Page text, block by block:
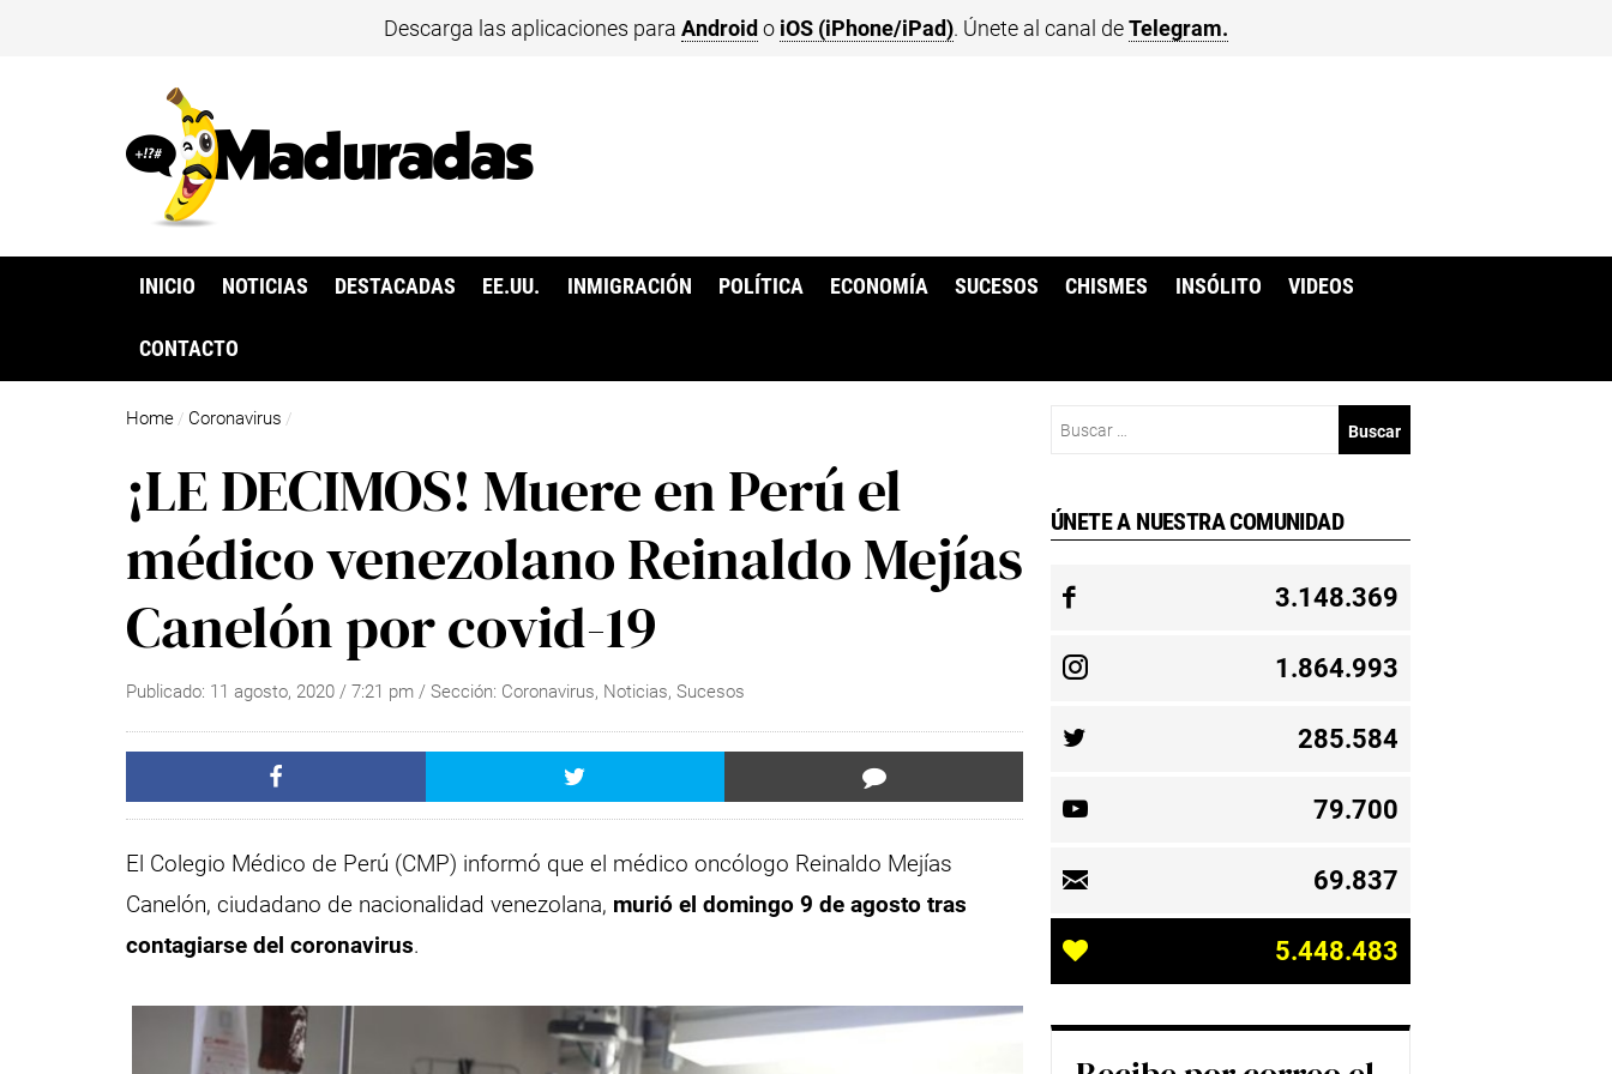
Descarga las aplicaciones para Android o iOS (iPhone/iPad). Únete al canal deTelegram.
INICIO NOTICIAS DESTACADAS EE.UU. INMIGRACIÓN POLÍTICA ECONOMÍA SUCESOS CHISMES INSÓLITO VIDEOS
CONTACTO
Home / Coronavirus /
¡LE DECIMOS! Muere en Perú el
médico venezolano Reinaldo Mejías
Canelón por covid-19
Publicado: 11 agosto, 2020 /7:21 pm/ Sección: Coronavirus, Noticias,Sucesos
El Colegio Médico de Perú (CMP) informó que el médico oncólogo Reinaldo Mejías
Canelón, ciudadano de nacionalidad venezolana, murió el domingo 9 de agosto tras
contagiarse del coronavirus.
ÚNETE A NUESTRA COMUNIDAD
3.148.369
1.864.993
285.584
79.700
69.837
5.448.483